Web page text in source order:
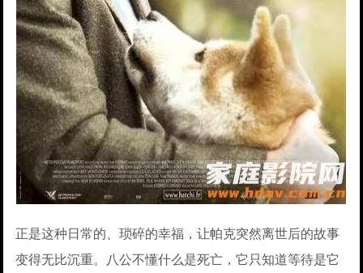
正是这种日常的、琐碎的幸福，让帕克突然离世后的故事
变得无比沉重。八公不懂什么是死亡，它只知道等待是它